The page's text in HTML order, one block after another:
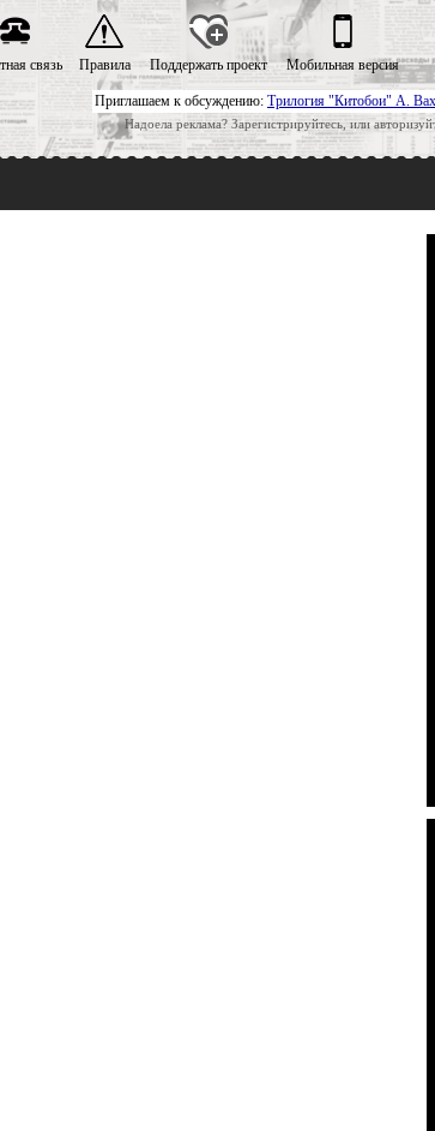
Приглашаем к обсуждению: Трилогия "Китобои" А.
Надоела реклама? Зарегистрируйтесь, или
связь Правила Поддержать проект Мобильная версия